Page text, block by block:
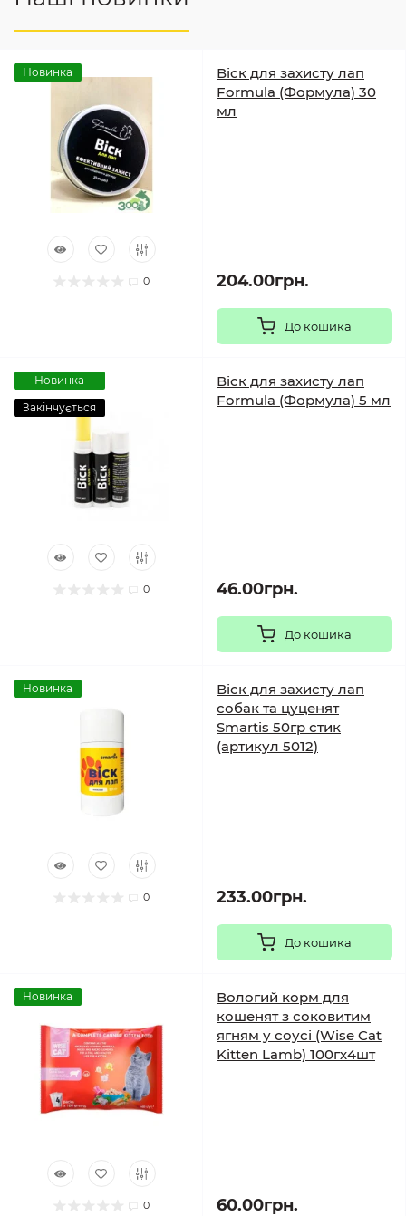
Новинка
0
Віск для захисту лап
Formula (Формула) 30
мл
204.00грн.
До кошика
Новинка
Закінчується
0
Віск для захисту лап
Formula (Формула) 5 мл
46.00грн.
До кошика
Новинка
0
Віск для захисту лап
собак та цуценят
Smartis 50гр стик
(артикул 5012)
233.00грн.
До кошика
Новинка
0
Вологий корм для
кошенят з соковитим
ягням у соусі (Wise Cat
Kitten Lamb) 100гх4шт
60.00грн.